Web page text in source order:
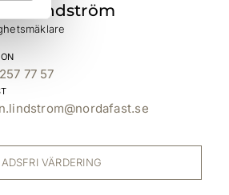
Lindström
77 57
VÄRDERING